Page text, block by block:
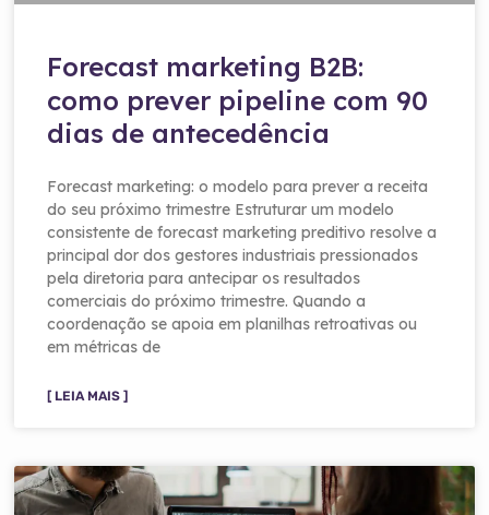
Forecast marketing B2B:
como prever pipeline com 90
dias de antecedência
Forecast marketing: o modelo para prever a receita
do seu próximo trimestre Estruturar um modelo
consistente de forecast marketing preditivo resolve a
principal dor dos gestores industriais pressionados
pela diretoria para antecipar os resultados
comerciais do próximo trimestre. Quando a
coordenação se apoia em planilhas retroativas ou
em métricas de
[ LEIA MAIS ]